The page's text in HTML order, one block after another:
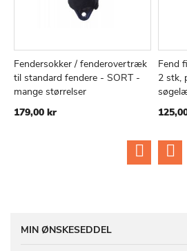
Læg i kurv
TILFØJ
Fendersokker / fenderovertræk
til standard fendere - SORT -
mange størrelser
179,00 kr
Fend
2 stk,
MIN ØNSKESEDDEL